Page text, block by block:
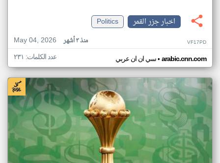
اخبار جزر القمر
Politics
May 04, 2026
منذ ٣ أشهر VF17PD
سي ان ان عربي• arabic.cnn.com عدد الكلمات: ٢٣١